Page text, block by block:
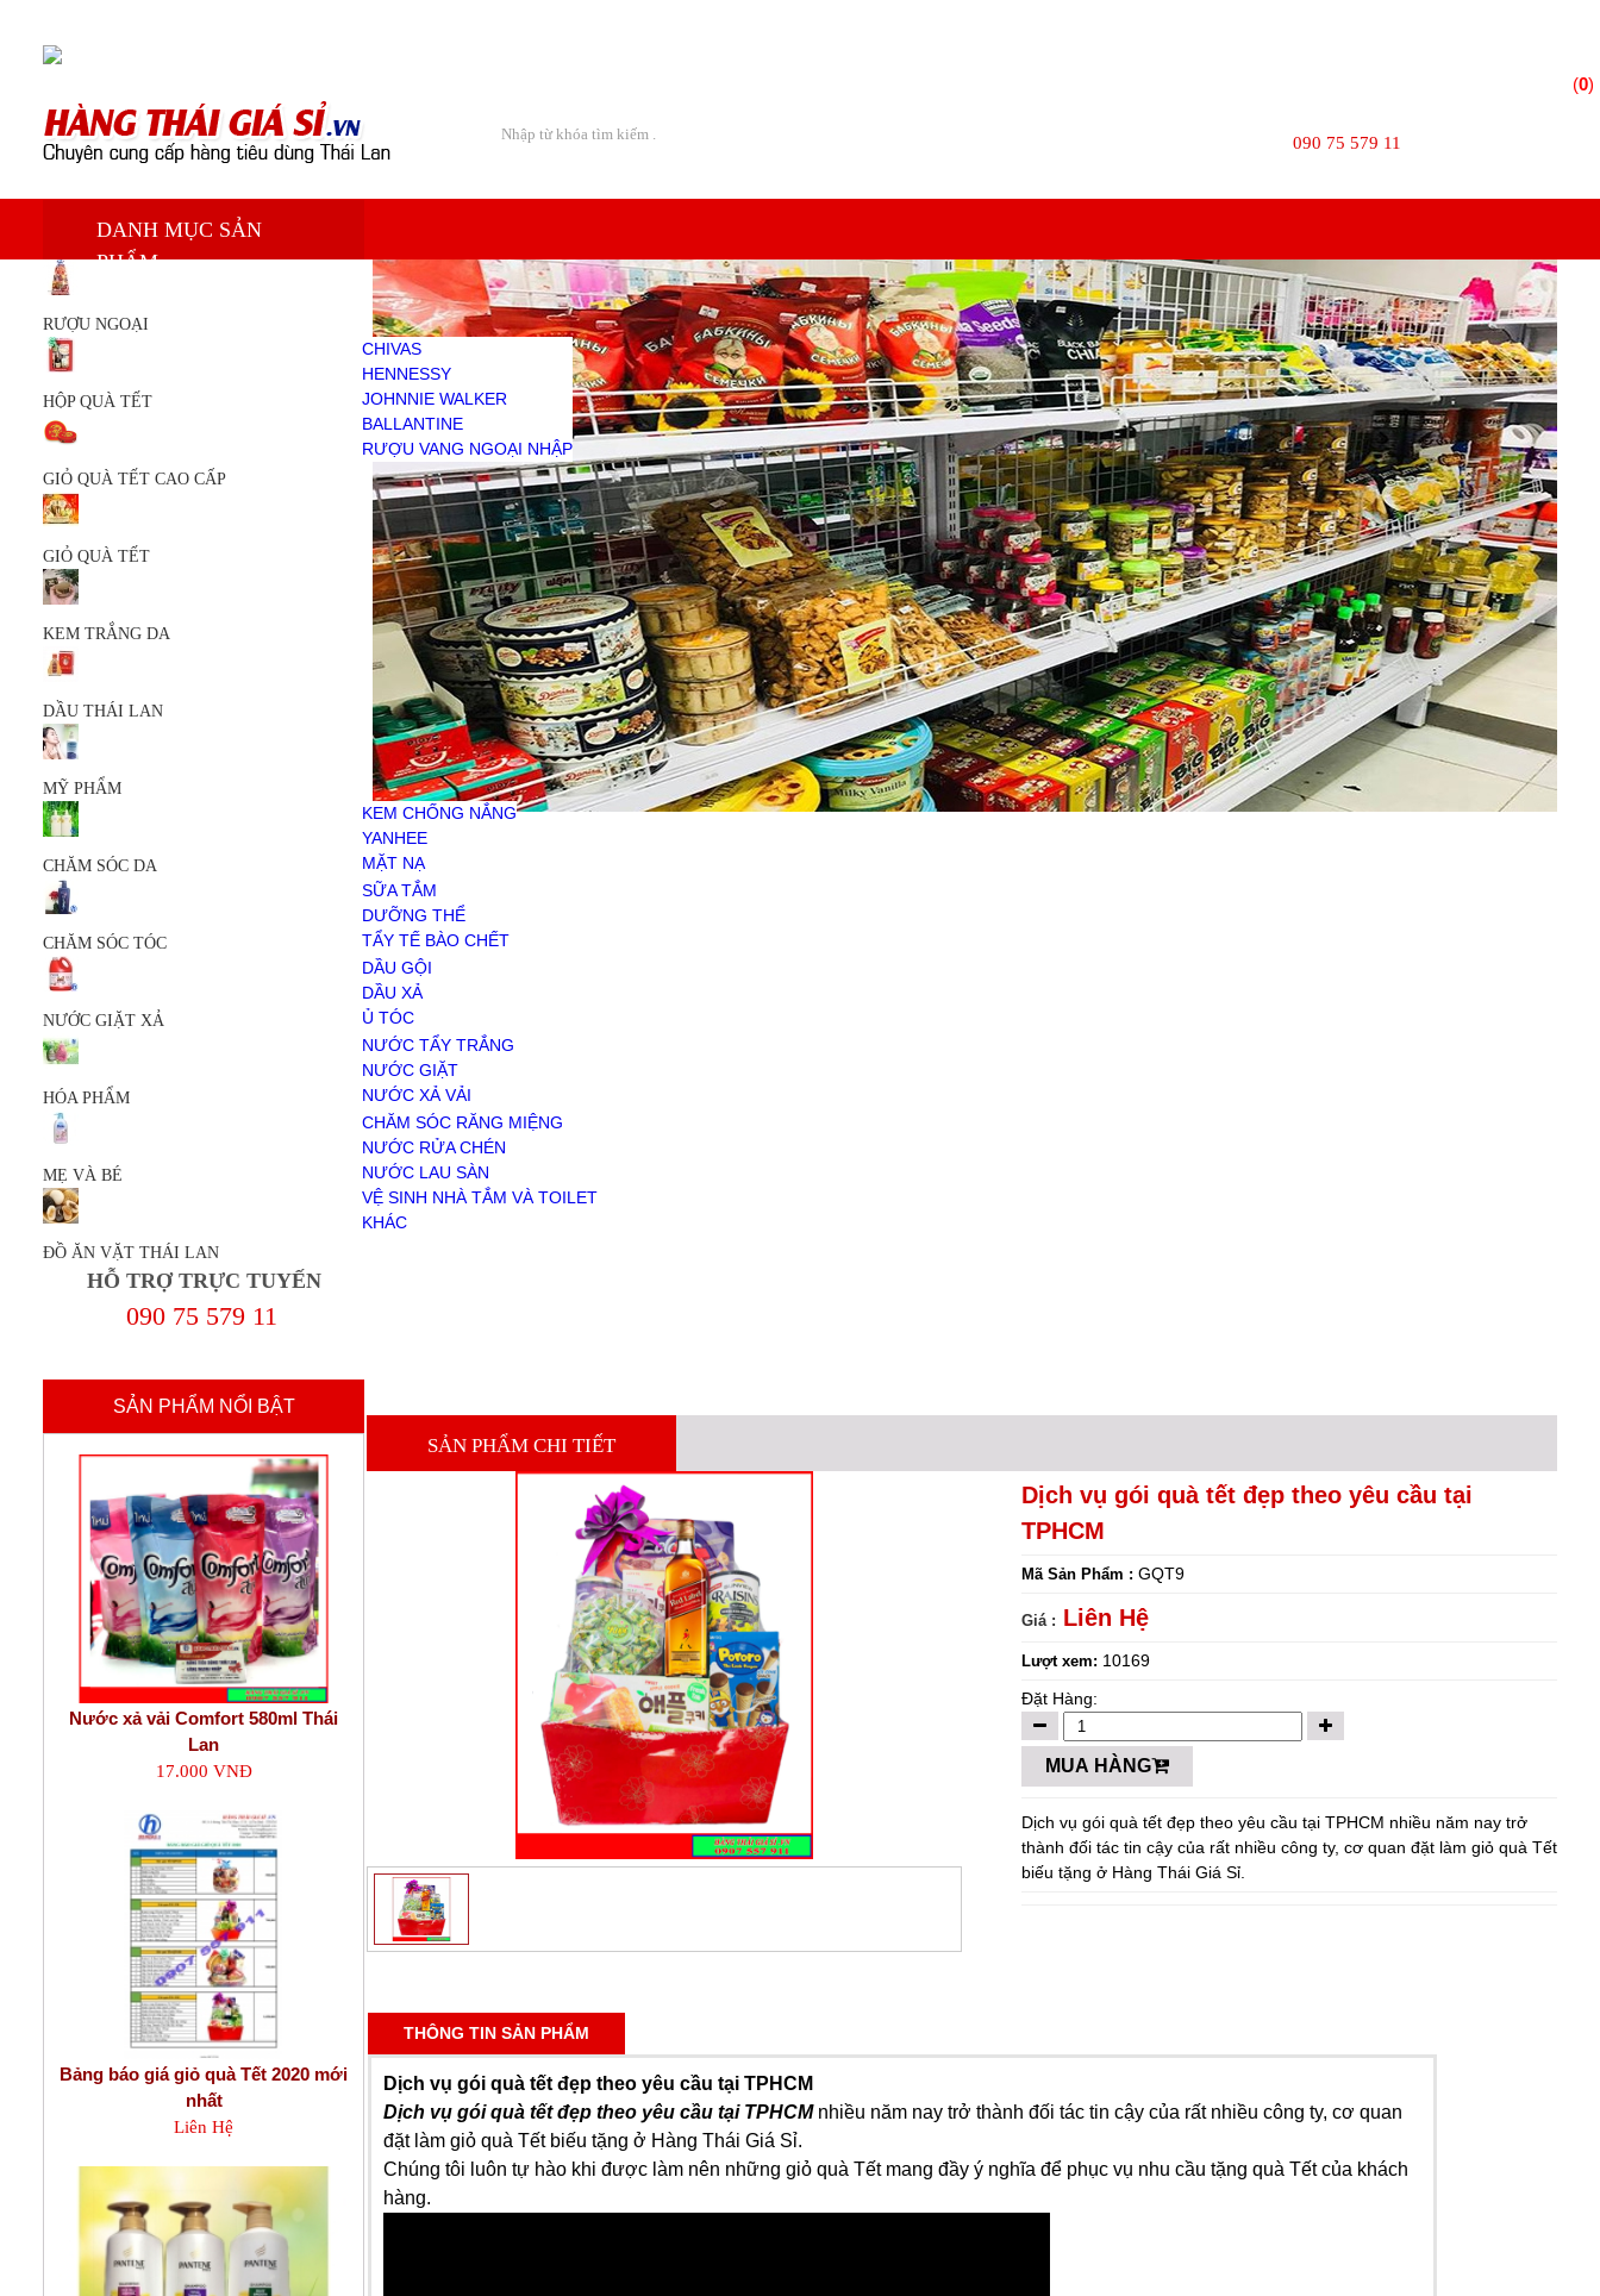
(0)
090 75 579 11
Sản phẩm
RƯỢU NGOẠI
CHIVAS
JOHNNIE WALKER
BALLANTINE
HỘP QUÀ TẾT
GIỎ QUÀ TẾT CAO CẤP
KEM TRẮNG DA
DẦU THÁI LAN
KEM CHỐNG NẮNG
YANHEE
MẶT NẠ
SERUM
SỮA RỬA MẶT
CHĂM SÓC DA
SỮA TẮM
DƯỠNG THỂ
TẨY TẾ BÀO CHẾT
CHĂM SÓC TÓC
DẦU GỘI
DẦU XẢ
Ủ TÓC
NƯỚC GIẶT XẢ
NƯỚC TẨY TRẮNG
NƯỚC GIẶT
NƯỚC XẢ VẢI
BỘT GIẶT
HÓA PHẨM
CHĂM SÓC RĂNG MIỆNG
NƯỚC RỬA CHÉN
NƯỚC LAU SÀN
VỆ SINH NHÀ TẮM VÀ TOILET
MẸ VÀ BÉ
ĐỒ ĂN VẶT THÁI LAN
Chính sách mua hàng
Chính sách thanh toán
Thanh Toán
DANH MỤC SẢN
PHẨM
RƯỢU NGOẠI
CHIVAS
HENNESSY
JOHNNIE WALKER
BALLANTINE
RƯỢU VANG NGOẠI NHẬP
HỘP QUÀ TẾT
GIỎ QUÀ TẾT CAO CẤP
GIỎ QUÀ TẾT
KEM TRẮNG DA
DẦU THÁI LAN
MỸ PHẨM
KEM CHỐNG NẮNG
YANHEE
MẶT NẠ
SERUM
SỮA RỬA MẶT
SẢN PHẨM KHÁC
CHĂM SÓC DA
SỮA TẮM
DƯỠNG THỂ
TẨY TẾ BÀO CHẾT
CHĂM SÓC TÓC
DẦU GỘI
DẦU XẢ
Ủ TÓC
NƯỚC GIẶT XẢ
NƯỚC TẨY TRẮNG
NƯỚC GIẶT
NƯỚC XẢ VẢI
BỘT GIẶT
HÓA PHẨM
CHĂM SÓC RĂNG MIỆNG
NƯỚC RỬA CHÉN
NƯỚC LAU SÀN
VỆ SINH NHÀ TẮM VÀ TOILET
KHÁC
MẸ VÀ BÉ
ĐỒ ĂN VẶT THÁI LAN
HỖ TRỢ TRỰC TUYẾN
090 75 579 11
SẢN PHẨM NỔI BẬT
Nước xả vải Comfort 580ml Thái
Lan
17.000 VNĐ
Bảng báo giá giỏ quà Tết 2020 mới
nhất
Liên Hệ
SẢN PHẨM CHI TIẾT
Dịch vụ gói quà tết đẹp theo yêu cầu tại
TPHCM
Mã Sản Phẩm : GQT9
Giá : Liên Hệ
Lượt xem: 10169
Đặt Hàng:
MUA HÀNG
Dịch vụ gói quà tết đẹp theo yêu cầu tại TPHCM nhiều năm nay trở
thành đối tác tin cậy của rất nhiều công ty, cơ quan đặt làm giỏ quà Tết
biếu tặng ở Hàng Thái Giá Sỉ.
THÔNG TIN SẢN PHẨM
Dịch vụ gói quà tết đẹp theo yêu cầu tại TPHCM
Dịch vụ gói quà tết đẹp theo yêu cầu tại TPHCMnhiều năm nay trở thành đối tác tin cậy của rất nhiều công ty, cơ quan
đặt làm giỏ quà Tết biếu tặng ở Hàng Thái Giá Sỉ.
Chúng tôi luôn tự hào khi được làm nên những giỏ quà Tết mang đầy ý nghĩa để phục vụ nhu cầu tặng quà Tết của khách
hàng.